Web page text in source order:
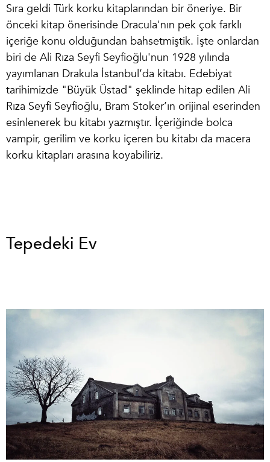
Sıra geldi Türk korku kitaplarından bir öneriye. Bir
önceki kitap önerisinde Dracula'nın pek çok farklı
içeriğe konu olduğundan bahsetmiştik. İşte onlardan
biri de Ali Rıza Seyfi Seyfioğlu'nun 1928 yılında
yayımlanan Drakula İstanbul’da kitabı. Edebiyat
tarihimizde "Büyük Üstad" şeklinde hitap edilen Ali
Rıza Seyfi Seyfioğlu, Bram Stoker’ın orijinal eserinden
esinlenerek bu kitabı yazmıştır. İçeriğinde bolca
vampir, gerilim ve korku içeren bu kitabı da macera
korku kitapları arasına koyabiliriz.
Tepedeki Ev